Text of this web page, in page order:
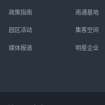
政策指南
园区活动
媒体报道
南通基地
集客空间
明星企业